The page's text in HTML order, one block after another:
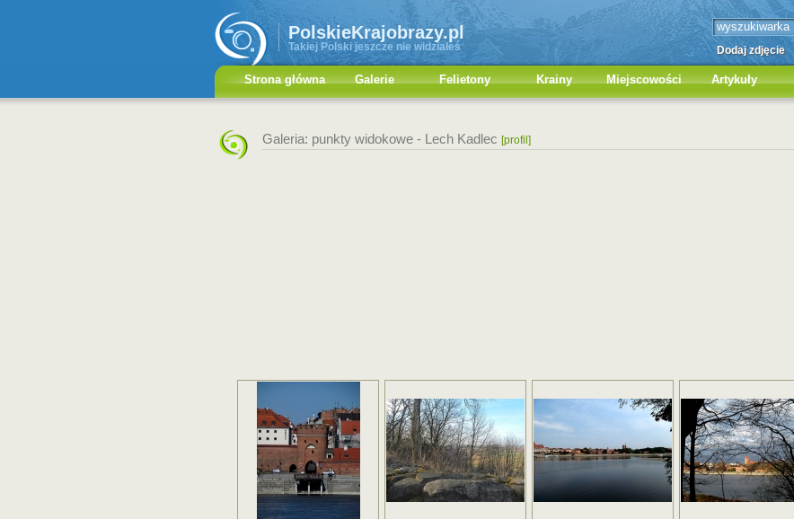
PolskieKrajobrazy.pl
Takiej Polski jeszcze nie widziałeś Dodaj zdjęcie
Strona główna Galerie Felietony Krainy Miejscowości Artykuły
Galeria: punkty widokowe - Lech Kadlec [profil]